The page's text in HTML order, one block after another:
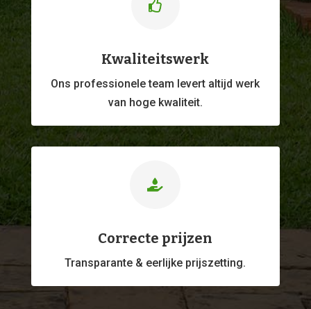

Kwaliteitswerk
Ons professioneleteam levert altijd werk
van hoge kwaliteit.

Correcte prijzen
Transparante & eerlijke prijszetting.